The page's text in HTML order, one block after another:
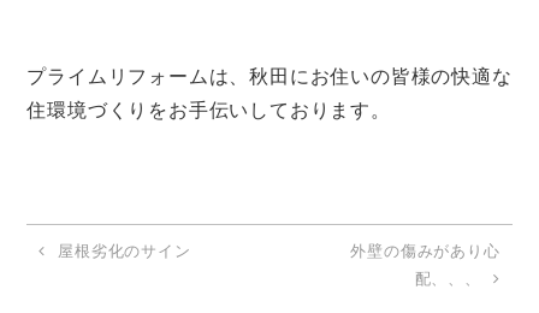
プライムリフォームは、秋田にお住いの皆様の快適な
住環境づくりをお手伝いしております。
屋根劣化のサイン
外壁の傷みがあり心
配、、、